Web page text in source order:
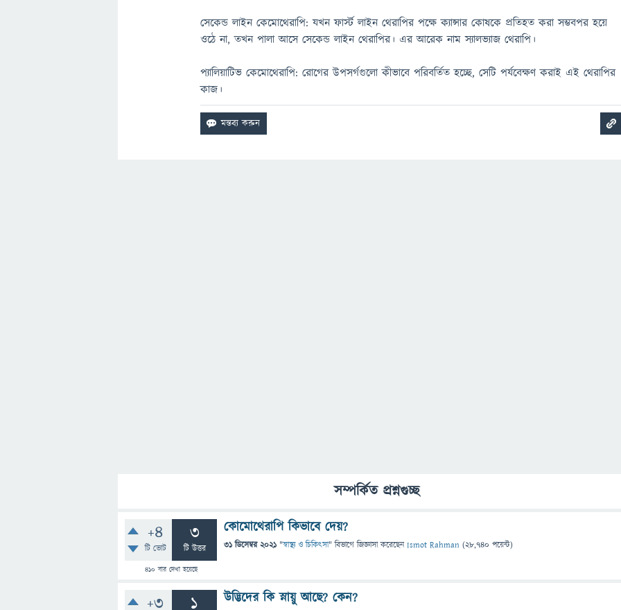
সেকেন্ড লাইন কেমোথেরাপি: যখন ফার্স্ট লাইন থেরাপির পক্ষে ক্যান্সার কোষকে প্রতিহত করা সম্ভবপর হয়ে
ওঠে না, তখন পালা আসে সেকেন্ড লাইন থেরাপির। এর আরেক নাম স্যালভ্যাজ থেরাপি।
প্যালিয়াটিভ কেমোথেরাপি: রোগের উপসর্গগুলো কীভাবে পরিবর্তিত হচ্ছে, সেটি পর্যবেক্ষণ করাই এই থেরাপির
কাজ।
সম্পর্কিত প্রশ্নগুচ্ছ
+4
টি ভোট
3
টি উত্তর
410 বার দেখা হয়েছে
কোমোথেরাপি কিভাবে দেয়?
31 ডিসেম্বর 2021 "স্বাস্থ্য ও চিকিৎসা" বিভাগে জিজ্ঞাসাকরেছেনIsmot Rahman (28,740 পয়েন্ট)
+3 1 উদ্ভিদের কি স্নায়ু আছে? কেন?